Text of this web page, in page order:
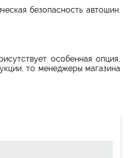
безопасность автошин.
особенная опция,
то менеджеры магазина